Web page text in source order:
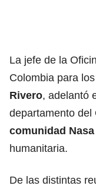
La jefe de la
Colombia para
Rivero, adelantó
departamento del
comunidad Nasa
humanitaria.
De las distintas